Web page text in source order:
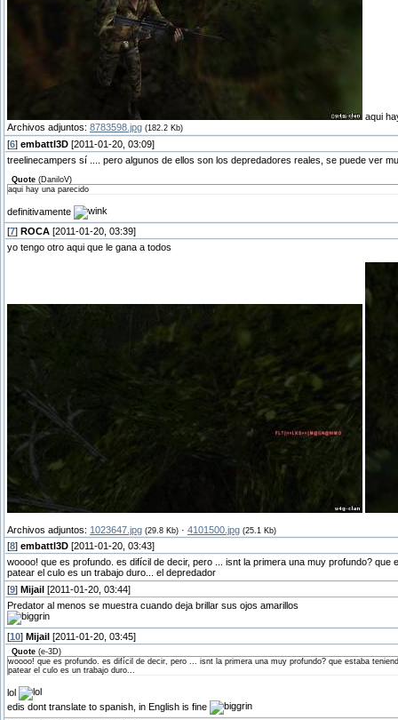
aqui
Archivos adjuntos: 8783598.jpg (182.2 Kb)
[6] embattl3D [2011-01-20, 03:09]
treelinecampers sí .... pero algunos de ellos son los depredadores reales, se puede ver
Quote (DaniloV)
aqui hay una parecido
definitivamente
[7] ROCA [2011-01-20, 03:39]
yo tengo otro aqui que le gana a todos
Archivos adjuntos: 1023647.jpg (29.8 Kb) · 4101500.jpg (25.1 Kb)
[8] embattl3D [2011-01-20, 03:43]
woooo! que es profundo. es difícil de decir, pero ... isnt la primera una muy profundo? que
patear el culo es un trabajo duro... el depredador
[9] Mijail [2011-01-20, 03:44]
Predator al menos se muestra cuando deja brillar sus ojos amarillos
[10] Mijail [2011-01-20, 03:45]
Quote (e-3D)
woooo! que es profundo. es difícil de decir, pero ... isnt la primera una muy profundo? que estaba
patear el culo es un trabajo duro...
lol
edis dont translate to spanish, in English is fine